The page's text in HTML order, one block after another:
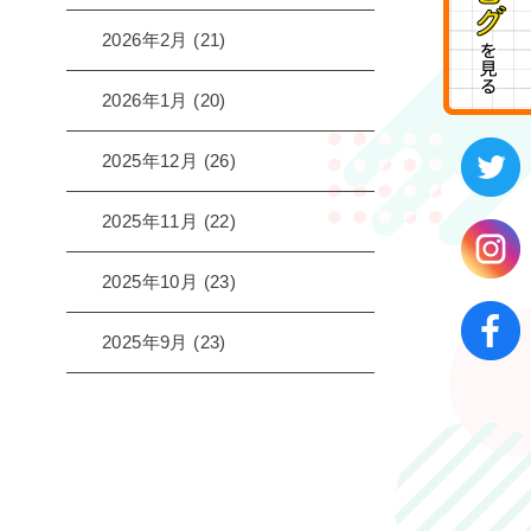
2026年2月 (21)
2026年1月 (20)
2025年12月 (26)
2025年11月 (22)
2025年10月 (23)
2025年9月 (23)